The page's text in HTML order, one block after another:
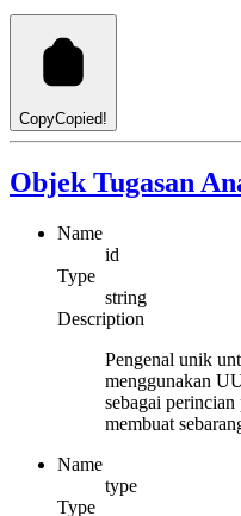
CopyCopied!
Objek Tugasan
Name
id
Type
string
Description
Pengenal unik
menggunakan
sebagai perincian
membuat
Name
type
Type